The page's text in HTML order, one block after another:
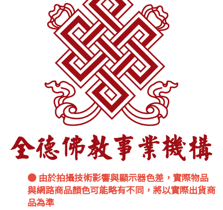
● 由於拍攝技術影響與顯示器色差，實際物品
與網路商品顏色可能略有不同，將以實際出貨商
品為準